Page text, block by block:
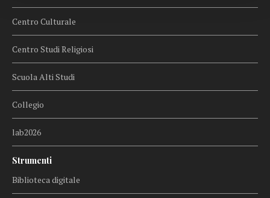
Centro Culturale
Centro Studi Religiosi
Scuola Alti Studi
Collegio
lab2026
Strumenti
Biblioteca digitale